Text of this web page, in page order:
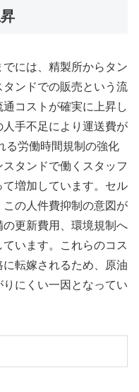
には、精製所からタン
ンドでの販売という流
コストが確実に上昇し
手不足により運送費が
る労働時間規制の強化
タンドで働くスタッフ
増加しています。セル
の人件費抑制の意図が
更新費用、環境規制へ
います。これらのコス
に転嫁されるため、原油
にくい一因となってい